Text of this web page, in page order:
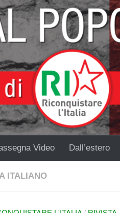
Video Dall’estero
ITALIANO